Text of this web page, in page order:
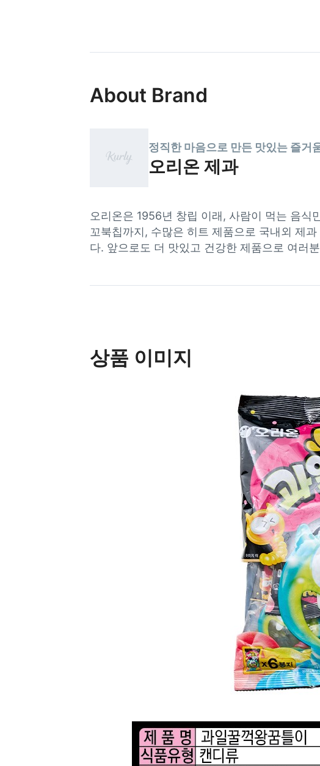
About Brand
정직한 마음으로 만든 맛있는 즐거
오리온 제과
오리온은 1956년 창립 이래, 사람이 먹는 음식
꼬북칩까지, 수많은 히트 제품으로 국내외 제
다. 앞으로도 더 맛있고 건강한 제품으로 여러
상품 이미지